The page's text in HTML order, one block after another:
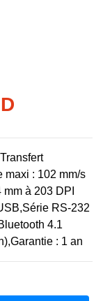
maxi : 102 mm/s
à 203 DPI
Série RS-232
4.1
: 1 an